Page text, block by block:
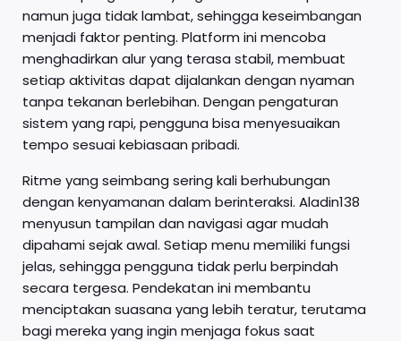
namun juga tidak lambat, sehingga keseimbangan
menjadi faktor penting. Platform ini mencoba
menghadirkan alur yang terasa stabil, membuat
setiap aktivitas dapat dijalankan dengan nyaman
tanpa tekanan berlebihan. Dengan pengaturan
sistem yang rapi, pengguna bisa menyesuaikan
tempo sesuai kebiasaan pribadi.
Ritme yang seimbang sering kali berhubungan
dengan kenyamanan dalam berinteraksi. Aladin138
menyusun tampilan dan navigasi agar mudah
dipahami sejak awal. Setiap menu memiliki fungsi
jelas, sehingga pengguna tidak perlu berpindah
secara tergesa. Pendekatan ini membantu
menciptakan suasana yang lebih teratur, terutama
bagi mereka yang ingin menjaga fokus saat